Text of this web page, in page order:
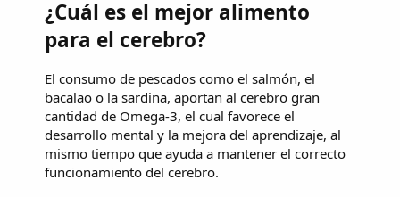
¿Cuál es el mejor alimento
para el cerebro?
El consumo de pescados como el salmón, el
bacalao o la sardina, aportan al cerebro gran
cantidad de Omega-3, el cual favorece el
desarrollo mental y la mejora del aprendizaje, al
mismo tiempo que ayuda a mantener el correcto
funcionamiento del cerebro.